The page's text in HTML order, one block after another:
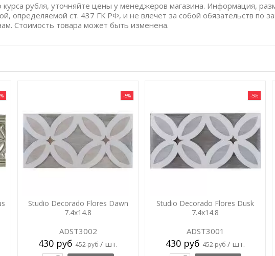
курса рубля, уточняйте цены у менеджеров магазина. Информация,
определяемой ст. 437 ГК РФ, и не влечет за собой обязательств по
Стоимость товара может быть изменена.
-5%
Studio Decorado Flores Dawn
7.4x14.8
ADST3002
430 руб 452 руб/ шт.
-5%
Studio Decorado Flores Dusk
7.4x14.8
ADST3001
430 руб 452 руб/ шт.